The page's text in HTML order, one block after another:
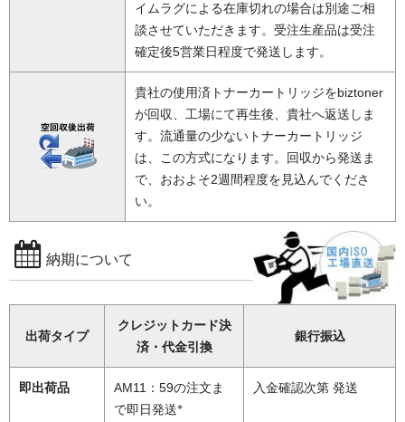
イムラグによる在庫切れの場合は別途ご相
談させていただきます。受注生産品は受注
確定後5営業日程度で発送します。
貴社の使用済トナーカートリッジをbiztoner
が回収、工場にて再生後、貴社へ返送しま
す。流通量の少ないトナーカートリッジ
は、この方式になります。回収から発送ま
で、おおよそ2週間程度を見込んでくださ
い。
納期について
出荷タイプ
クレジットカード決
済・代金引換
銀行振込
即出荷品
AM11：59の注文ま
で即日発送※
入金確認次第 発送